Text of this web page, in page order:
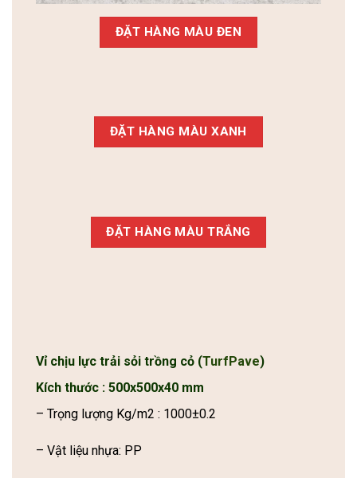
ĐẶT HÀNG MÀU ĐEN
ĐẶT HÀNG MÀU XANH
ĐẶT HÀNG MÀU TRẮNG
Vỉ chịu lực trải sỏi trồng cỏ (TurfPave)
Kích thước : 500x500x40 mm
– Trọng lượng Kg/m2 : 1000±0.2
– Vật liệu nhựa: PP